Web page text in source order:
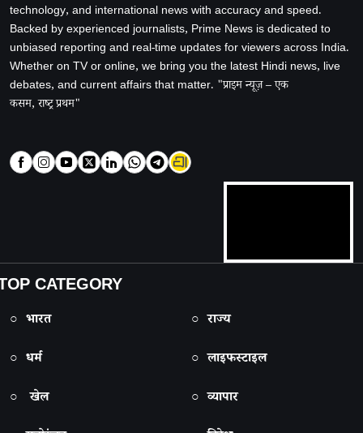
technology, and international news with accuracy and speed.
Backed by experienced journalists, Prime News is dedicated to
unbiased reporting and real-time updates for viewers across India.
Whether on TV or online, we bring you the latest Hindi news, live
debates, and current affairs that matter. "प्राइम न्यूज़ – एक
कसम, राष्ट्र प्रथम"
CATEGORY
○ भारत
○ राज्य
○ धर्म
○ लाइफस्टाइल
○ खेल
○ व्यापार